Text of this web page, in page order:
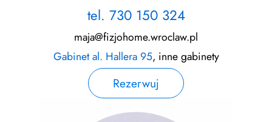
tel. 730 150 324
maja@fizjohome.wroclaw.pl
Gabinet al. Hallera 95, inne gabinety
Rezerwuj